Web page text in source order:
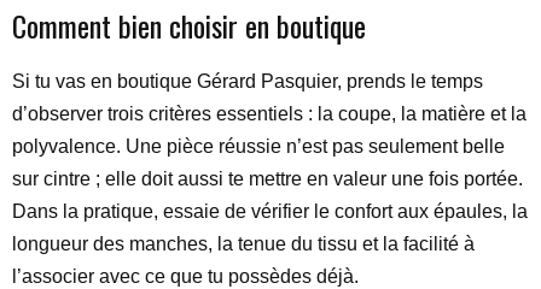
Comment bien choisir en boutique
Si tu vas en boutique Gérard Pasquier, prends le temps
d’observer trois critères essentiels : la coupe, la matière et la
polyvalence. Une pièce réussie n’est pas seulement belle
sur cintre ; elle doit aussi te mettre en valeur une fois portée.
Dans la pratique, essaie de vérifier le confort aux épaules, la
longueur des manches, la tenue du tissu et la facilité à
l’associer avec ce que tu possèdes déjà.